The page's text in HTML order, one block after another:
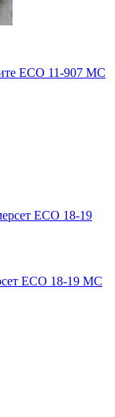
ECO 11-907 MC
ECO 18-19 MC